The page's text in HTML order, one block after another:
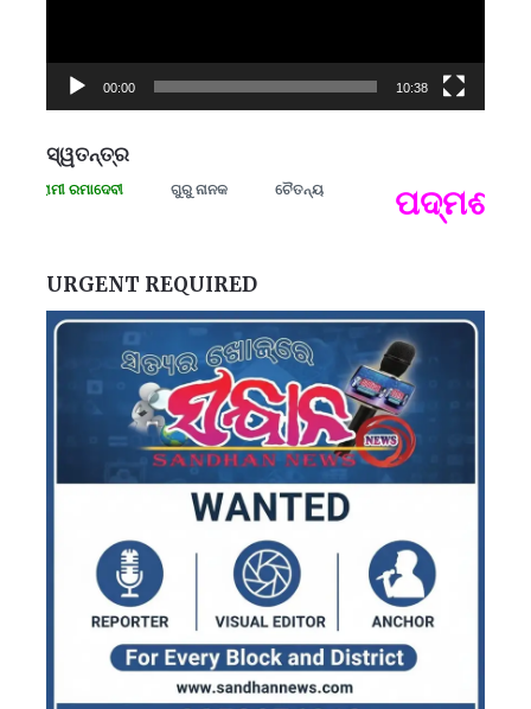
00:00 10:38
ସ୍ୱତନ୍ତ୍ର
ରମାଦେବୀ ଗୁରୁ ନାନକ ଚୈତନ୍ୟ ପଦ୍ମଶ୍ରୀ
URGENT REQUIRED